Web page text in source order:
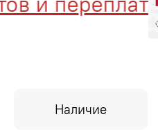
Наличие